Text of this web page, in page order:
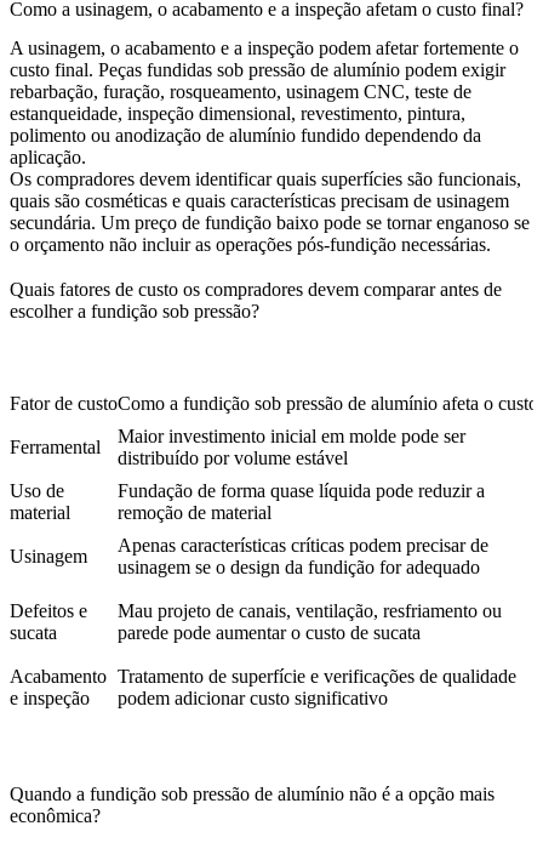
Como a usinagem, o acabamento e a inspeção afetam o custo final?
A usinagem, o acabamento e a inspeção podem afetar fortemente o
custo final. Peças fundidas sob pressão de alumínio podem exigir
rebarbação, furação, rosqueamento, usinagem CNC, teste de
estanqueidade, inspeção dimensional, revestimento, pintura,
polimento ou anodização de alumínio fundido dependendo da
aplicação.
Os compradores devem identificar quais superfícies são funcionais,
quais são cosméticas e quais características precisam de usinagem
secundária. Um preço de fundição baixo pode se tornar enganoso se
o orçamento não incluir as operações pós-fundição necessárias.
Quais fatores de custo os compradores devem comparar antes de
escolher a fundição sob pressão?
Fator de custoComo a fundição sob pressão de alumínio afeta o custo
Ferramental
Maior investimento inicial em molde pode ser
distribuído por volume estável
Uso de
material
Fundação de forma quase líquida pode reduzir a
remoção de material
Usinagem
Apenas características críticas podem precisar de
usinagem se o design da fundição for adequado
Defeitos e
sucata
Mau projeto de canais, ventilação, resfriamento ou
parede pode aumentar o custo de sucata
Acabamento
e inspeção
Tratamento de superfície e verificações de qualidade
podem adicionar custo significativo
Quando a fundição sob pressão de alumínio não é a opção mais
econômica?